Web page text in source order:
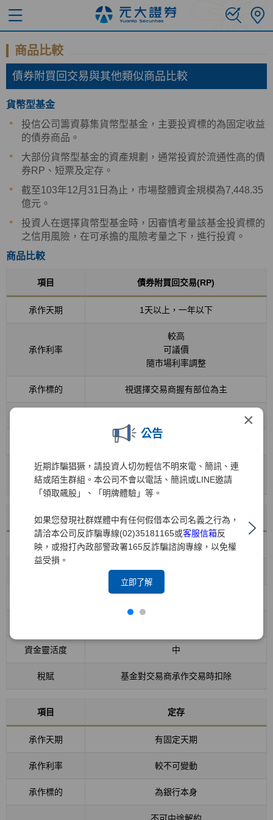
×
公告
近期詐騙猖獗，請投資人切勿輕信不明來電、簡訊、連
結或陌生群組。本公司不會以電話、簡訊或LINE邀請
「領取飆股」、「明牌體驗」等。
如果您發現社群媒體中有任何假借本公司名義之行為，
請洽本公司反詐騙專線(02)35181165或客服信箱反
映，或撥打內政部警政署165反詐騙諮詢專線，以免權
益受損。
立即了解
商品比較
債券附買回交易與其他類似商品比較
貨幣型基金
投信公司籌資募集貨幣型基金，主要投資標的為固定收益
的債券商品。
大部份貨幣型基金的資產規劃，通常投資於流通性高的債
券RP、短票及定存。
截至103年12月31日為止，市場整體資金規模為7,448.35
億元。
投資人在選擇貨幣型基金時，因審慎考量該基金投資標的
之信用風險，在可承擔的風險考量之下，進行投資。
商品比較
項目 債券附買回交易(RP)
承作天期 1天以上，一年以下
承作利率
較高
可議價
隨市場利率調整
承作標的 視選擇交易商握有部位為主
稅賦
個人：10%
法人：營所稅
項目 貨幣型基金
承作天期 具彈性
波動較大
資金靈活度 中
稅賦 基金對交易商承作交易時扣除
項目 定存
承作天期 有固定天期
承作利率 較不可變動
承作標的 為銀行本身